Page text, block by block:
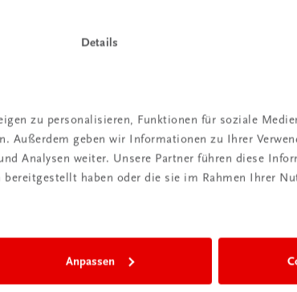
Details
zu personalisieren, Funktionen für soziale
Außerdem geben wir Informationen zu Ihrer
Analysen weiter. Unsere Partner führen diese
haben oder die sie im Rahmen Ihrer
Anpassen